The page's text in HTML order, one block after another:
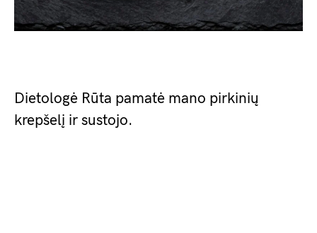
Dietologė Rūta pamatė mano pirkinių
krepšelį ir sustojo.